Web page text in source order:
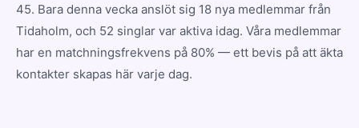
45. Bara denna vecka anslöt sig 18 nya medlemmar från
Tidaholm, och 52 singlar var aktiva idag. Våra medlemmar
har en matchningsfrekvens på 80% — ett bevis på att äkta
kontakter skapas här varje dag.